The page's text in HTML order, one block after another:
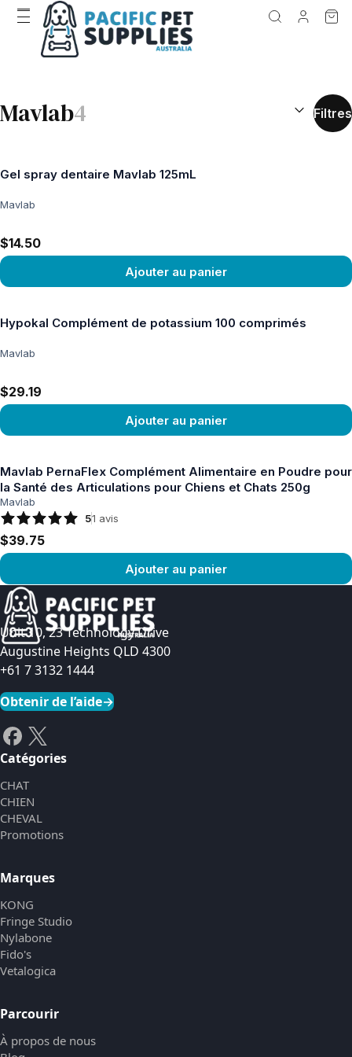
Mavlab4 RÉSULTATS
Filtres
Gel spray dentaire Mavlab 125mL
Mavlab
$14.50
Ajouter au panier
Hypokal Complément de potassium 100 comprimés
Mavlab
$29.19
Ajouter au panier
Mavlab PernaFlex Complément Alimentaire en Poudre pour
la Santé des Articulations pour Chiens et Chats 250g
Mavlab
51 avis
$39.75
Ajouter au panier
Voir le produit
Unit 10, 23 Technology Drive
Augustine Heights QLD 4300
+61 7 3132 1444
Obtenir de l’aide→
Catégories
CHAT
CHIEN
CHEVAL
Promotions
Marques
KONG
Fringe Studio
Nylabone
Fido's
Vetalogica
Parcourir
À propos de nous